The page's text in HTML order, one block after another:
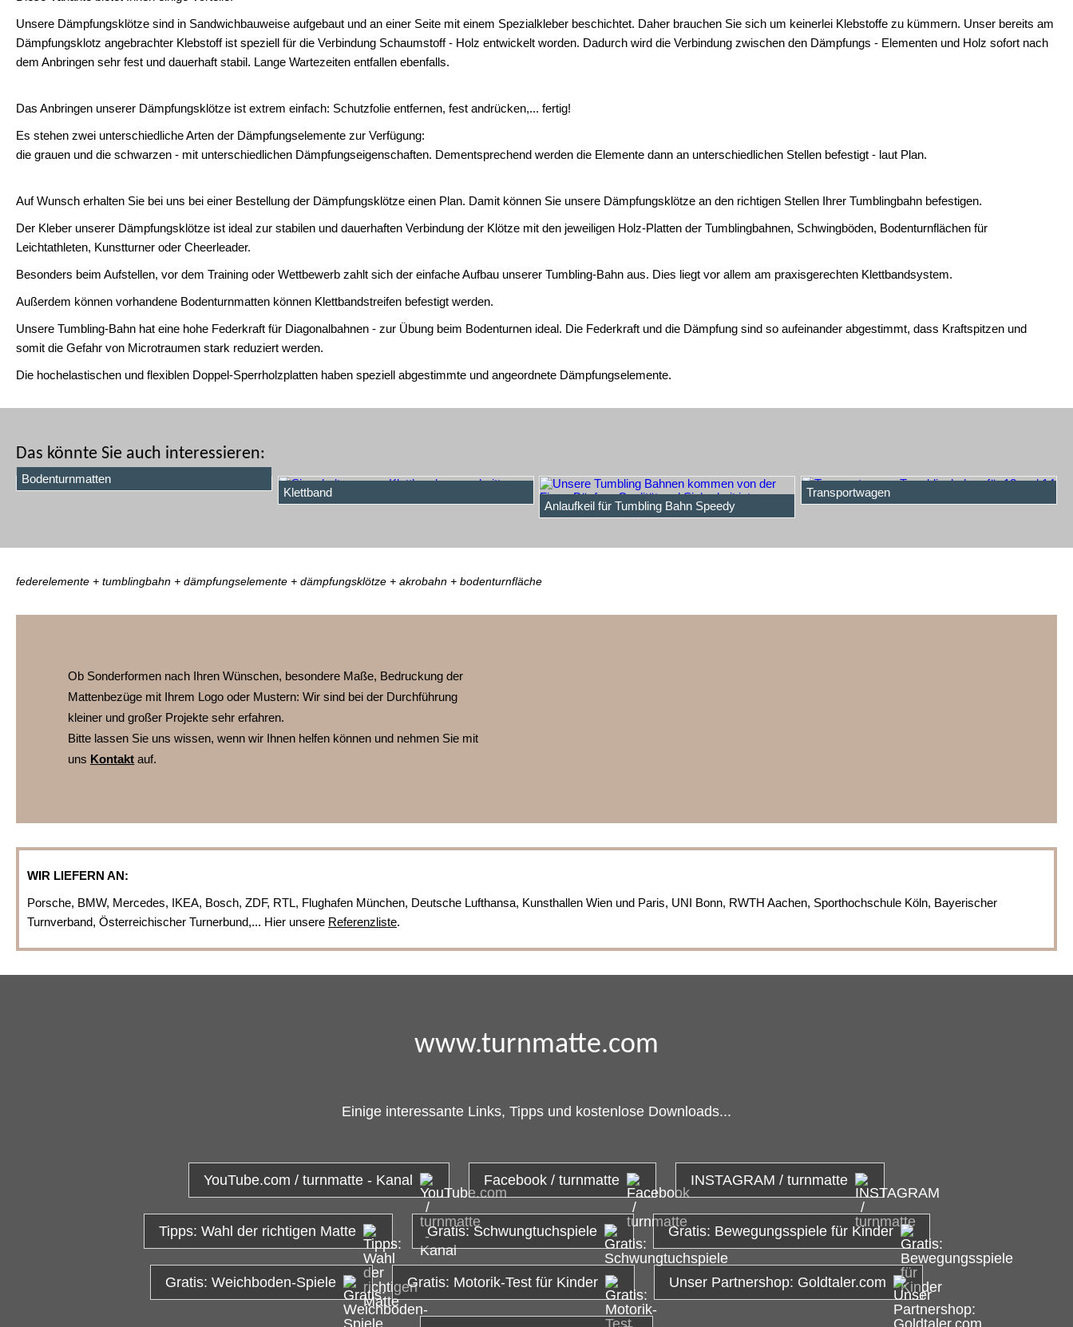
Unsere Dämpfungsklötze sind in Sandwichbauweise aufgebaut und an einer Seite mit einem Spezialkleber beschichtet. Daher brauchen Sie sich um keinerlei Klebstoffe zu kümmern. Unser bereits am
Dämpfungsklotz angebrachter Klebstoff ist speziell für die Verbindung Schaumstoff - Holz entwickelt worden. Dadurch wird die Verbindung zwischen den Dämpfungs - Elementen und Holz sofort nach
dem Anbringen sehr fest und dauerhaft stabil. Lange Wartezeiten entfallen ebenfalls.
Das Anbringen unserer Dämpfungsklötze ist extrem einfach: Schutzfolie entfernen, fest andrücken,... fertig!
Es stehen zwei unterschiedliche Arten der Dämpfungselemente zur Verfügung:
die grauen und die schwarzen - mit unterschiedlichen Dämpfungseigenschaften. Dementsprechend werden die Elemente dann an unterschiedlichen Stellen befestigt - laut Plan.
Auf Wunsch erhalten Sie bei uns bei einer Bestellung der Dämpfungsklötze einen Plan. Damit können Sie unsere Dämpfungsklötze an den richtigen Stellen Ihrer Tumblingbahn befestigen.
Der Kleber unserer Dämpfungsklötze ist ideal zur stabilen und dauerhaften Verbindung der Klötze mit den jeweiligen Holz-Platten der Tumblingbahnen, Schwingböden, Bodenturnflächen für
Leichtathleten, Kunstturner oder Cheerleader.
Besonders beim Aufstellen, vor dem Training oder Wettbewerb zahlt sich der einfache Aufbau unserer Tumbling-Bahn aus. Dies liegt vor allem am praxisgerechten Klettbandsystem.
Außerdem können vorhandene Bodenturnmatten können Klettbandstreifen befestigt werden.
Unsere Tumbling-Bahn hat eine hohe Federkraft für Diagonalbahnen - zur Übung beim Bodenturnen ideal. Die Federkraft und die Dämpfung sind so aufeinander abgestimmt, dass Kraftspitzen und
somit die Gefahr von Microtraumen stark reduziert werden.
Die hochelastischen und flexiblen Doppel-Sperrholzplatten haben speziell abgestimmte und angeordnete Dämpfungselemente.
Das könnte Sie auch interessieren:
Bodenturnmatten
Klettband
Anlaufkeil für Tumbling Bahn Speedy
Transportwagen
federelemente + tumblingbahn + dämpfungselemente + dämpfungsklötze + akrobahn + bodenturnfläche
Ob Sonderformen nach Ihren Wünschen, besondere Maße, Bedruckung der
Mattenbezüge mit Ihrem Logo oder Mustern: Wir sind bei der Durchführung
kleiner und großer Projekte sehr erfahren.
Bitte lassen Sie uns wissen, wenn wir Ihnen helfen können und nehmen Sie mit
uns Kontakt auf.
WIR LIEFERN AN:
Porsche, BMW, Mercedes, IKEA, Bosch, ZDF, RTL, Flughafen München, Deutsche Lufthansa, Kunsthallen Wien und Paris, UNI Bonn, RWTH Aachen, Sporthochschule Köln, Bayerischer
Turnverband, Österreichischer Turnerbund,... Hier unsere Referenzliste.
www.turnmatte.com
Einige interessante Links, Tipps und kostenlose Downloads...
YouTube.com / turnmatte - Kanal Facebook / turnmatte INSTAGRAM / turnmatte
Tipps: Wahl der richtigen Matte Gratis: Schwungtuchspiele Gratis: Bewegungsspiele für Kinder
Gratis: Weichboden-Spiele Gratis: Motorik-Test für Kinder Unser Partnershop: Goldtaler.com